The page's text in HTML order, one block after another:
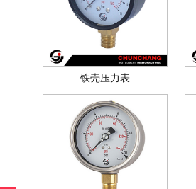
铁壳压力表